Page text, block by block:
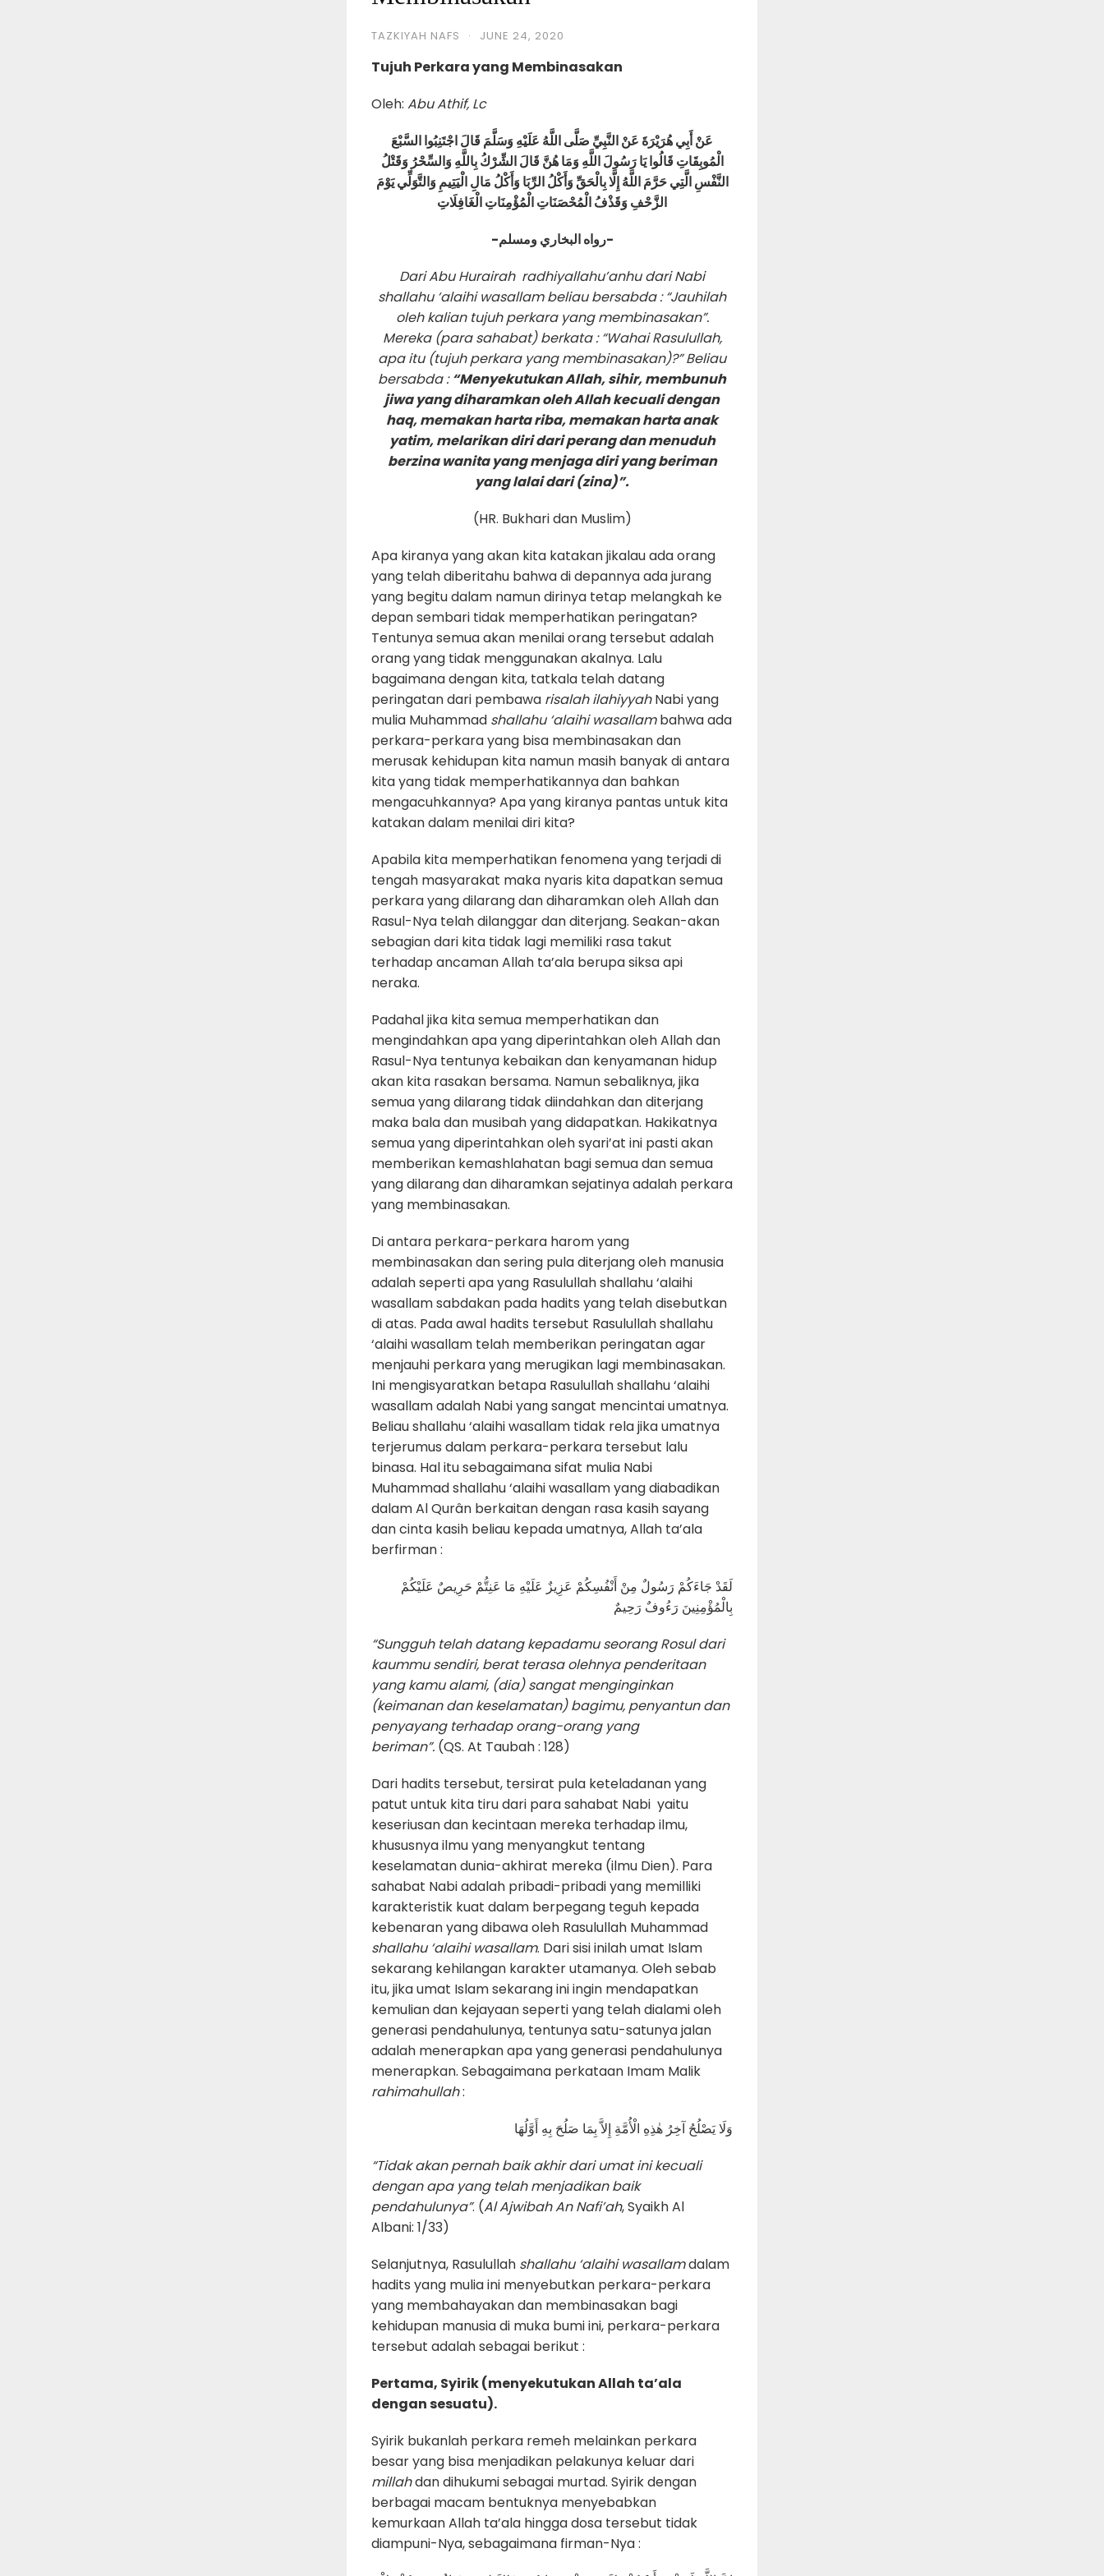
TAZKIYAH NAFS · JUNE 24, 2020
Tujuh Perkara yang Membinasakan
Oleh: Abu Athif, Lc
عَنْ أَبِي هُرَيْرَةَ عَنْ النَّبِيِّ صَلَّى اللَّهُ عَلَيْهِ وَسَلَّمَ قَالَ اجْتَنِبُوا السَّبْعَ
الْمُوبِقَاتِ قَالُوا يَا رَسُولَ اللَّهِ وَمَا هُنَّ قَالَ الشِّرْكُ بِاللَّهِ وَالسِّحْرُ وَقَتْلُ
النَّفْسِ الَّتِي حَرَّمَ اللَّهُ إِلَّا بِالْحَقِّ وَأَكْلُ الرِّبَا وَأَكْلُ مَالِ الْيَتِيمِ وَالتَّوَلِّي يَوْمَ
الزَّحْفِ وَقَذْفُ الْمُحْصَنَاتِ الْمُؤْمِنَاتِ الْغَافِلَاتِ
-رواه البخاري ومسلم-
Dari Abu Hurairah radhiyallahu’anhudari Nabi
shallahu ‘alaihi wasallambeliau bersabda : “Jauhilah
oleh kalian tujuh perkara yang membinasakan”.
Mereka (para sahabat) berkata : “Wahai Rasulullah,
apa itu (tujuh perkara yang membinasakan)?” Beliau
bersabda :“Menyekutukan Allah, sihir, membunuh
jiwa yang diharamkan oleh Allah kecuali dengan
haq, memakan harta riba, memakan harta anak
yatim, melarikan diri dari perang dan menuduh
berzina wanita yang menjaga diri yang beriman
yang lalai dari (zina)”.
(HR. Bukhari dan Muslim)
Apa kiranya yang akan kita katakan jikalau ada orang
yang telah diberitahu bahwa di depannya ada jurang
yang begitu dalam namun dirinya tetap melangkah ke
depan sembari tidak memperhatikan peringatan?
Tentunya semua akan menilai orang tersebut adalah
orang yang tidak menggunakan akalnya. Lalu
bagaimana dengan kita, tatkala telah datang
peringatan dari pembawa risalah ilahiyyahNabi yang
mulia Muhammad shallahu ‘alaihi wasallambahwa ada
perkara-perkara yang bisa membinasakan dan
merusak kehidupan kita namun masih banyak di antara
kita yang tidak memperhatikannya dan bahkan
mengacuhkannya? Apa yang kiranya pantas untuk kita
katakan dalam menilai diri kita?
Apabila kita memperhatikan fenomena yang terjadi di
tengah masyarakat maka nyaris kita dapatkan semua
perkara yang dilarang dan diharamkan oleh Allah dan
Rasul-Nya telah dilanggar dan diterjang. Seakan-akan
sebagian dari kita tidak lagi memiliki rasa takut
terhadap ancaman Allah ta’ala berupa siksa api
neraka.
Padahal jika kita semua memperhatikan dan
mengindahkan apa yang diperintahkan oleh Allah dan
Rasul-Nya tentunya kebaikan dan kenyamanan hidup
akan kita rasakan bersama. Namun sebaliknya, jika
semua yang dilarang tidak diindahkan dan diterjang
maka bala dan musibah yang didapatkan. Hakikatnya
semua yang diperintahkan oleh syari’at ini pasti akan
memberikan kemashlahatan bagi semua dan semua
yang dilarang dan diharamkan sejatinya adalah perkara
yang membinasakan.
Di antara perkara-perkara harom yang
membinasakan dan sering pula diterjang oleh manusia
adalah seperti apa yang Rasulullah shallahu ‘alaihi
wasallam sabdakan pada hadits yang telah disebutkan
di atas. Pada awal hadits tersebut Rasulullah shallahu
‘alaihi wasallam telah memberikan peringatan agar
menjauhi perkara yang merugikan lagi membinasakan.
Ini mengisyaratkan betapa Rasulullah shallahu ‘alaihi
wasallam adalah Nabi yang sangat mencintai umatnya.
Beliau shallahu ‘alaihi wasallam tidak rela jika umatnya
terjerumus dalam perkara-perkara tersebut lalu
binasa. Hal itu sebagaimana sifat mulia Nabi
Muhammad shallahu ‘alaihi wasallam yang diabadikan
dalam Al Qurân berkaitan dengan rasa kasih sayang
dan cinta kasih beliau kepada umatnya, Allah ta’ala
berfirman :
لَقَدْ جَاءَكُمْ رَسُولٌ مِنْ أَنْفُسِكُمْ عَزِيزٌ عَلَيْهِ مَا عَنِتُّمْ حَرِيصٌ عَلَيْكُمْ
بِالْمُؤْمِنِينَ رَءُوفٌ رَحِيمٌ
“Sungguh telah datang kepadamu seorang Rosul dari
kaummu sendiri, berat terasa olehnya penderitaan
yang kamu alami, (dia) sangat menginginkan
(keimanan dan keselamatan) bagimu, penyantun dan
penyayang terhadap orang-orang yang
beriman”. (QS. At Taubah : 128)
Dari hadits tersebut, tersirat pula keteladanan yang
patut untuk kita tiru dari para sahabat Nabi yaitu
keseriusan dan kecintaan mereka terhadap ilmu,
khususnya ilmu yang menyangkut tentang
keselamatan dunia-akhirat mereka (ilmu Dien). Para
sahabat Nabi adalah pribadi-pribadi yang memilliki
karakteristik kuat dalam berpegang teguh kepada
kebenaran yang dibawa oleh Rasulullah Muhammad
shallahu ‘alaihi wasallam. Dari sisi inilah umat Islam
sekarang kehilangan karakter utamanya. Oleh sebab
itu, jika umat Islam sekarang ini ingin mendapatkan
kemulian dan kejayaan seperti yang telah dialami oleh
generasi pendahulunya, tentunya satu-satunya jalan
adalah menerapkan apa yang generasi pendahulunya
menerapkan. Sebagaimana perkataan Imam Malik
rahimahullah:
وَلَا يَصْلُحُ آخِرُ هٰذِهِ الْأُمَّةِ إِلاَّ بِمَا صَلُحَ بِهِ أَوَّلُهَا
“Tidak akan pernah baik akhir dari umat ini kecuali
dengan apa yang telah menjadikan baik
pendahulunya”. (Al Ajwibah An Nafi’ah, Syaikh Al
Albani: 1/33)
Selanjutnya, Rasulullah shallahu ‘alaihi wasallamdalam
hadits yang mulia ini menyebutkan perkara-perkara
yang membahayakan dan membinasakan bagi
kehidupan manusia di muka bumi ini, perkara-perkara
tersebut adalah sebagai berikut :
Pertama, Syirik (menyekutukan Allah ta’ala
dengan sesuatu).
Syirik bukanlah perkara remeh melainkan perkara
besar yang bisa menjadikan pelakunya keluar dari
millahdan dihukumi sebagai murtad. Syirik dengan
berbagai macam bentuknya menyebabkan
kemurkaan Allah ta’ala hingga dosa tersebut tidak
diampuni-Nya, sebagaimana firman-Nya :